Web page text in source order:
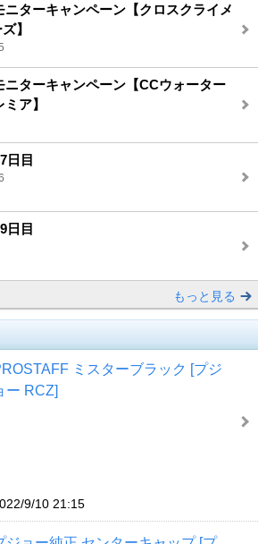
ニターキャンペーン【クロスクライメ
】
ニターキャンペーン【CCウォーター
ア】
日目
日目
もっと見る
ミスターブラック [プジ
ー RCZ]
9/10 21:15